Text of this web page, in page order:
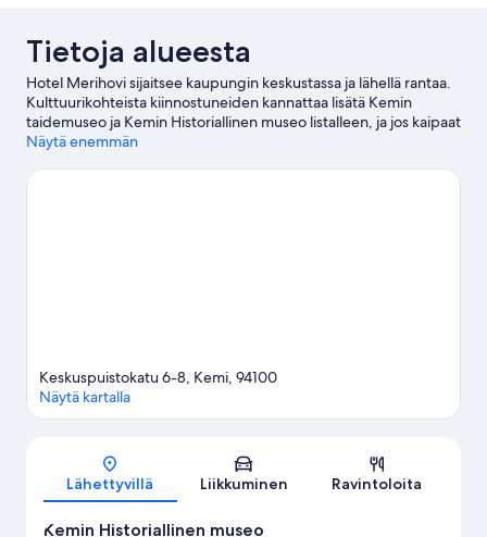
Tietoja alueesta
Hotel Merihovi sijaitsee kaupungin keskustassa ja lähellä rantaa.
Kulttuurikohteista kiinnostuneiden kannattaa lisätä Kemin
taidemuseo ja Kemin Historiallinen museo listalleen, ja jos kaipaat
aktiivisempaa lomaa, Kemin vierassatama ja Kemin Golf Klubi
Arkadia ovat myös vierailun arvoisia. Täällä voit hiihtää ja
Näytä enemmän
Kartta
Keskuspuistokatu 6-8, Kemi, 94100
Näytä kartalla
Lähettyvillä Liikkuminen Ravintoloita
Kemin Historiallinen museo